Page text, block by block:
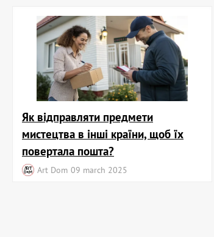
Як відправляти предмети
мистецтва в інші країни, щоб їх
повертала пошта?
Art Dom 09 march 2025